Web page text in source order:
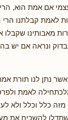
אם אמת הוא, הרי
לאמת קבלתנו
מאבותינו שקבלו
ונראה אם יש
נתן לנו תורת
לאמת
כלל וכלל ולא
להשכיח את